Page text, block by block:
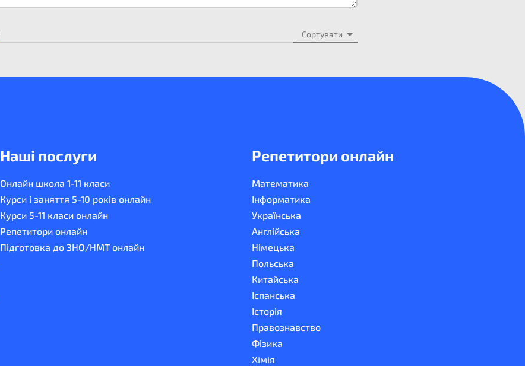
Сортувати
Наші послуги
Онлайн школа 1-11 класи
Курси і заняття 5-10 років онлайн
Курси 5-11 класи онлайн
Репетитори онлайн
Підготовка до ЗНО/НМТ онлайн
Репетитори онлайн
Математика
Інформатика
Українська
Англійська
Німецька
Польська
Китайська
Іспанська
Історія
Правознавство
Фізика
Хімія